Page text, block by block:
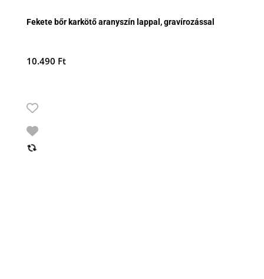
Fekete bőr karkötő aranyszín lappal, gravírozással
10.490 Ft